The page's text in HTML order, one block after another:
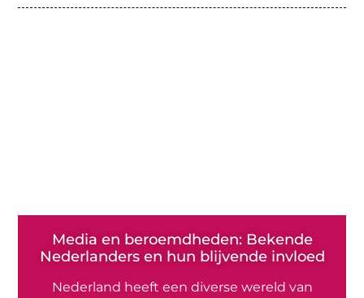
Media en beroemdheden: Bekende
Nederlanders en hun blijvende invloed
Nederland heeft een diverse wereld van